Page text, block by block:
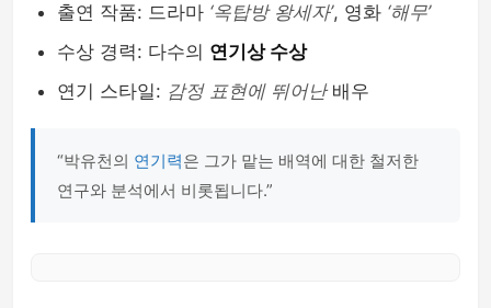
출연 작품: 드라마 ‘옥탑방 왕세자’, 영화 ‘해무’
수상 경력: 다수의 연기상 수상
연기 스타일: 감정 표현에 뛰어난배우
“박유천의 연기력은 그가 맡는 배역에 대한 철저한
연구와 분석에서 비롯됩니다.”